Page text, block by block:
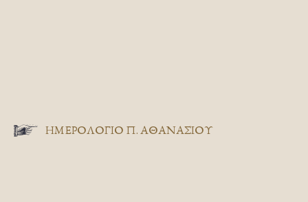
ΗΜΕΡΟΛΟΓΙΟ Π. ΑΘΑΝΑΣΙΟΥ